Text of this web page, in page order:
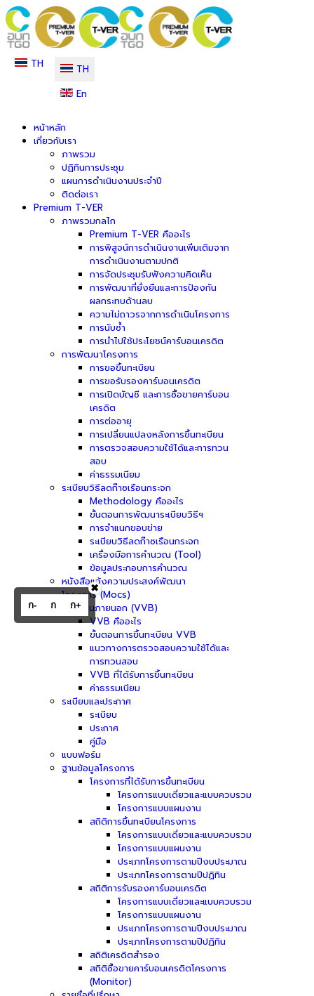
TH
TH
En
หน้าหลัก
เกี่ยวกับเรา
ภาพรวม
ปฏิทินการประชุม
แผนการดำเนินงานประจำปี
ติดต่อเรา
Premium T-VER
ภาพรวมกลไก
Premium T-VER คืออะไร
การพิสูจน์การดำเนินงานเพิ่มเติมจาก
การดำเนินงานตามปกติ
การจัดประชุมรับฟังความคิดเห็น
การพัฒนาที่ยั่งยืนและการป้องกัน
ผลกระทบด้านลบ
ความไม่ถาวรจากการดำเนินโครงการ
การนับซ้ำ
การนำไปใช้ประโยชน์คาร์บอนเครดิต
การพัฒนาโครงการ
การขอขึ้นทะเบียน
การขอรับรองคาร์บอนเครดิต
การเปิดบัญชี และการซื้อขายคาร์บอน
เครดิต
การต่ออายุ
การเปลี่ยนแปลงหลังการขึ้นทะเบียน
การตรวจสอบความใช้ได้และการทวน
สอบ
ค่าธรรมเนียม
ระเบียบวิธีลดก๊าซเรือนกระจก
Methodology คืออะไร
ขั้นตอนการพัฒนาระเบียบวิธีฯ
การจำแนกขอบข่าย
ระเบียบวิธีลดก๊าซเรือนกระจก
เครื่องมือการคำนวณ (Tool)
ข้อมูลประกอบการคำนวณ
หนังสือแจ้งความประสงค์พัฒนา
โครงการ (Mocs)
ผู้ประเมินภายนอก (VVB)
VVB คืออะไร
ขั้นตอนการขึ้นทะเบียน VVB
แนวทางการตรวจสอบความใช้ได้และ
การทวนสอบ
VVB ที่ได้รับการขึ้นทะเบียน
ค่าธรรมเนียม
ระเบียบและประกาศ
ระเบียบ
ประกาศ
คู่มือ
แบบฟอร์ม
ฐานข้อมูลโครงการ
โครงการที่ได้รับการขึ้นทะเบียน
โครงการแบบเดี่ยวและแบบควบรวม
โครงการแบบแผนงาน
สถิติการขึ้นทะเบียนโครงการ
โครงการแบบเดี่ยวและแบบควบรวม
โครงการแบบแผนงาน
ประเภทโครงการตามปีงบประมาณ
ประเภทโครงการตามปีปฏิทิน
สถิติการรับรองคาร์บอนเครดิต
โครงการแบบเดี่ยวและแบบควบรวม
โครงการแบบแผนงาน
ประเภทโครงการตามปีงบประมาณ
ประเภทโครงการตามปีปฏิทิน
สถิติเครดิตสำรอง
สถิติซื้อขายคาร์บอนเครดิตโครงการ
(Monitor)
ก- ก ก+
✖